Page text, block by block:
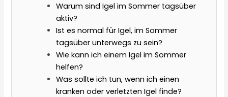
Warum sind Igel im Sommer tagsüber
aktiv?
Ist es normal für Igel, im Sommer
tagsüber unterwegs zu sein?
Wie kann ich einem Igel im Sommer
helfen?
Was sollte ich tun, wenn ich einen
kranken oder verletzten Igel finde?